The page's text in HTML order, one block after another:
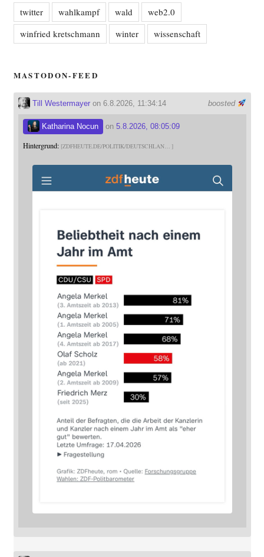
twitter wahlkampf wald
web2.0
winfried kretschmann
winter wissenschaft
MASTODON-FEED
boosted
Till Westermayeron 6.8.2026, 11:34:14
Katharina Nocun on 5.8.2026, 08:05:09
Hintergrund: ZDFHEUTE.DE/POLITIK/DEUTSCHLAN